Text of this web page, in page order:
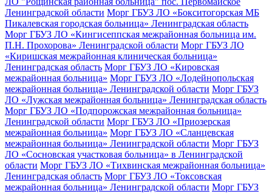
Ленинградской области Морг ГБУЗ ЛО «Бокситогорская МБ
Пикалевская городская больница» Ленинградская область
Морг ГБУЗ ЛО «Кингисеппская межрайонная больница им.
П.Н. Прохорова» Ленинградской области Морг ГБУЗ ЛО
«Киришская межрайонная клиническая больница»
Ленинградская область Морг ГБУЗ ЛО «Кировская
межрайонная больница» Морг ГБУЗ ЛО «Лодейнопольская
межрайонная больница» Ленинградской области Морг ГБУЗ
ЛО «Лужская межрайонная больница» Ленинградская область
Морг ГБУЗ ЛО «Подпорожская межрайонная больница»
Ленинградской области Морг ГБУЗ ЛО «Приозерская
межрайонная больница» Морг ГБУЗ ЛО «Сланцевская
межрайонная больница» Ленинградской области Морг ГБУЗ
ЛО «Сосновская участковая больница» в Ленинградской
области Морг ГБУЗ ЛО «Тихвинская межрайонная больница»
Ленинградская область Морг ГБУЗ ЛО «Токсовская
межрайонная больница» Ленинградской области Морг ГБУЗ